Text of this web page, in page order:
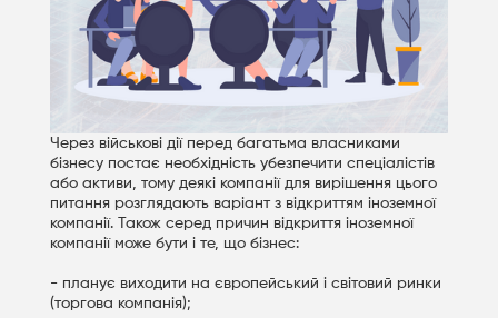
Через військові дії перед багатьма власниками
бізнесу постає необхідність убезпечити спеціалістів
або активи, тому деякі компанії для вирішення цього
питання розглядають варіант з відкриттям іноземної
компанії. Також серед причин відкриття іноземної
компанії може бути і те, що бізнес:
- планує виходити на європейський і світовий ринки
(торгова компанія);